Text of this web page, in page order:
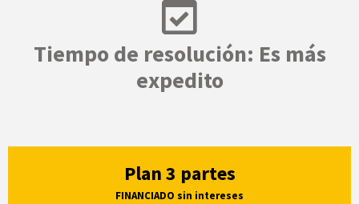
Tiempo de resolución: Es más
expedito
Plan 3 partes
FINANCIADO sin intereses